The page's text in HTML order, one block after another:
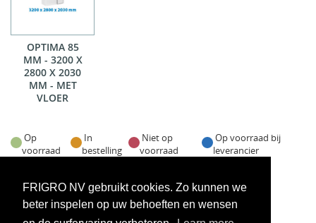
FRIGRO NV gebruikt cookies. Zo kunnen we
beter inspelen op uw behoeften en wensen
OPTIMA 85
MM - 3200 X
2800 X 2030
MM - MET
VLOER
Op
voorraad
In
bestelling
Niet op
voorraad
Op voorraad bij
leverancier